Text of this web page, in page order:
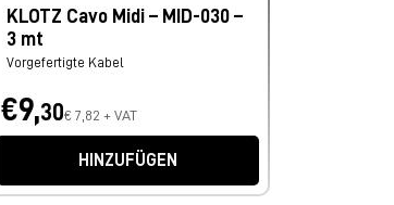
KLOTZ Cavo Midi – MID-030 –
3 mt
Vorgefertigte Kabel
€9,30€ 7,82 + VAT
HINZUFÜGEN